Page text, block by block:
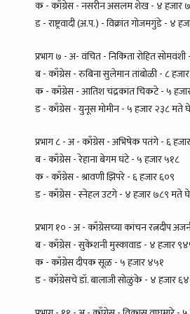
क - काँग्रेस - नसरीन असलम शेख - ४ हजार
ड - राष्ट्रवादी (अ.प.) - विक्रांत गोजमगुंडे -
प्रभाग ७ - अ- वंचित - निकिता रोहित
ब - काँग्रेस - रुबिना सुलेमान तांबोळी - ८
क - काँग्रेस - आतिश चंद्रकांत चिकटे - ५
ड - काँग्रेस - युनूस मोमीन - ५ हजार २३८
प्रभाग ८ - अ - काँग्रेस - अभिषेक पतंगे - ६
ब - काँग्रेस - रेहाना बेगम घंटे - ५ हजार ५१८
क - काँग्रेस - श्रावणी झिपरे - ६ हजार ६०९
ड - काँग्रेस - स्नेहल उटगे - ४ हजार ७८९
प्रभाग १० - अ - काँग्रेसच्या कांचन रत्नदीप
ब - काँग्रेस - सुकेशनी मुस्कावाड - ४ हजार
क - काँग्रेस दीपक सूळ - ५ हजार ४५१
ड - काँग्रेसचे डॉ. बालाजी सोळुंके - ४ हजार